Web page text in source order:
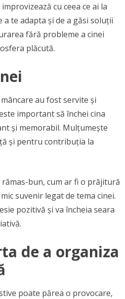
cu ceea ce ai la
a te adapta și de a găsi soluții
fără probleme a cinei
plăcută.
au fost servite și
important să închei cina
și memorabil. Mulțumește
și pentru contribuția la
bun, cum ar fi o prăjitură
suvenir legat de tema cinei.
pozitivă și va încheia seara
de a organiza
poate părea o provocare,